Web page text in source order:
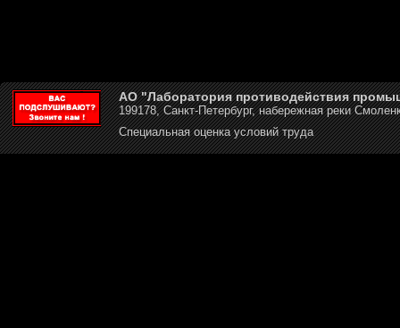
АО "Лаборатория противодействия
199178, Санкт-Петербург, набережная реки
Специальная оценка условий труда